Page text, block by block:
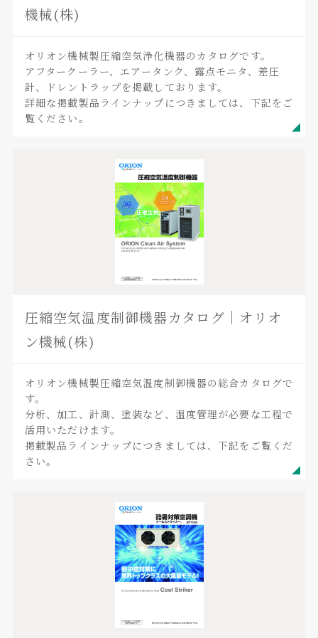
機械(株)
オリオン機械製圧縮空気浄化機器のカタログです。
アフタークーラー、エアータンク、露点モニタ、差圧
計、ドレントラップを掲載しております。
詳細な掲載製品ラインナップにつきましては、下記をご
覧ください。
圧縮空気温度制御機器カタログ｜オリオ
ン機械(株)
オリオン機械製圧縮空気温度制御機器の総合カタログで
す。
分析、加工、計測、塗装など、温度管理が必要な工程で
活用いただけます。
掲載製品ラインナップにつきましては、下記をご覧くだ
さい。